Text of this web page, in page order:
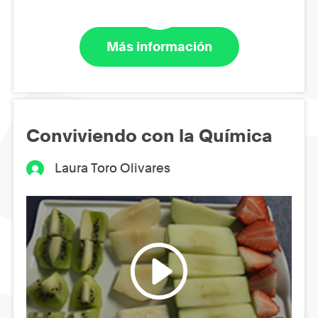
Más información
Conviviendo con la Química
Laura Toro Olivares